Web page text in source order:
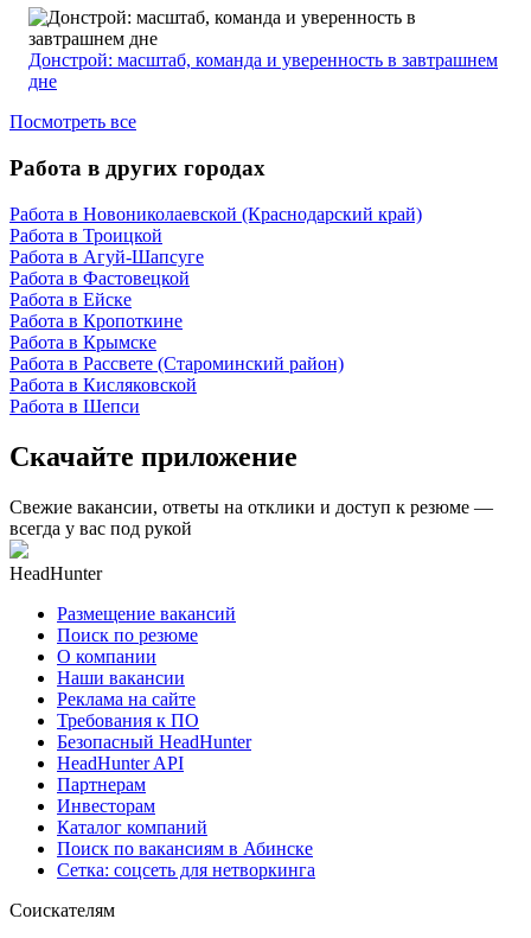
Донстрой: масштаб, команда и уверенность в завтрашнем
дне
Посмотреть все
Работа в других городах
Работа в Новониколаевской (Краснодарский край)
Работа в Троицкой
Работа в Агуй-Шапсуге
Работа в Фастовецкой
Работа в Ейске
Работа в Кропоткине
Работа в Крымске
Работа в Рассвете (Староминский район)
Работа в Кисляковской
Работа в Шепси
Скачайте приложение
Свежие вакансии, ответы на отклики и доступ к резюме —
всегда у вас под рукой
HeadHunter
Размещение вакансий
Поиск по резюме
О компании
Наши вакансии
Реклама на сайте
Требования к ПО
Безопасный HeadHunter
HeadHunter API
Партнерам
Инвесторам
Каталог компаний
Поиск по вакансиям в Абинске
Сетка: соцсеть для нетворкинга
Соискателям